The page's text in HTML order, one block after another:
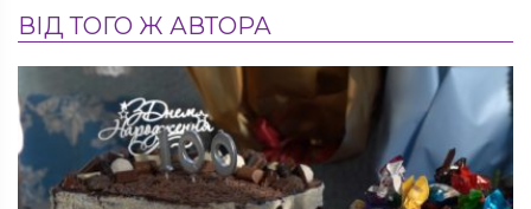
ВІД ТОГО Ж АВТОРА